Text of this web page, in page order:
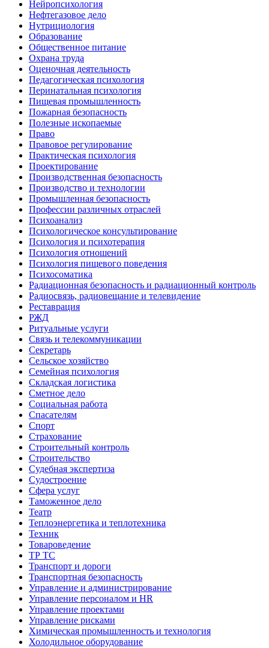
Нейропсихология
Нефтегазовое дело
Нутрициология
Образование
Общественное питание
Охрана труда
Оценочная деятельность
Педагогическая психология
Перинатальная психология
Пищевая промышленность
Пожарная безопасность
Полезные ископаемые
Право
Правовое регулирование
Практическая психология
Проектирование
Производственная безопасность
Производство и технологии
Промышленная безопасность
Профессии различных отраслей
Психоанализ
Психологическое консультирование
Психология и психотерапия
Психология отношений
Психология пищевого поведения
Психосоматика
Радиационная безопасность и радиационный контроль
Радиосвязь, радиовещание и телевидение
Реставрация
РЖД
Ритуальные услуги
Связь и телекоммуникации
Секретарь
Сельское хозяйство
Семейная психология
Складская логистика
Сметное дело
Социальная работа
Спасателям
Спорт
Страхование
Строительный контроль
Строительство
Судебная экспертиза
Судостроение
Сфера услуг
Таможенное дело
Театр
Теплоэнергетика и теплотехника
Техник
Товароведение
ТР ТС
Транспорт и дороги
Транспортная безопасность
Управление и администрирование
Управление персоналом и HR
Управление проектами
Управление рисками
Химическая промышленность и технология
Холодильное оборудование